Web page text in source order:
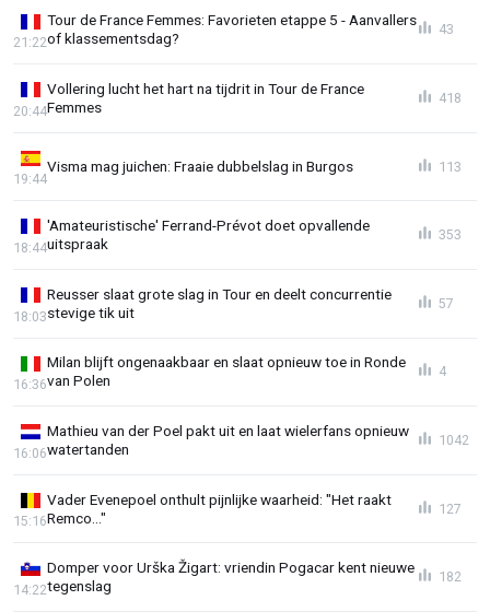
Tour de France Femmes: Favorieten etappe 5 - Aanvallers
of klassementsdag?
21:22
43
Vollering lucht het hart na tijdrit in Tour de France
Femmes
20:44
418
Visma mag juichen: Fraaie dubbelslag in Burgos
19:44
113
'Amateuristische' Ferrand-Prévot doet opvallende
uitspraak
18:44
353
Reusser slaat grote slag in Tour en deelt concurrentie
stevige tik uit
18:03
57
Milan blijft ongenaakbaar en slaat opnieuw toe in Ronde
van Polen
16:36
4
Mathieu van der Poel pakt uit en laat wielerfans opnieuw
watertanden
16:06
1042
Vader Evenepoel onthult pijnlijke waarheid: "Het raakt
Remco..."
15:16
127
Domper voor Urška Žigart: vriendin Pogacar kent nieuwe
tegenslag
14:22
182